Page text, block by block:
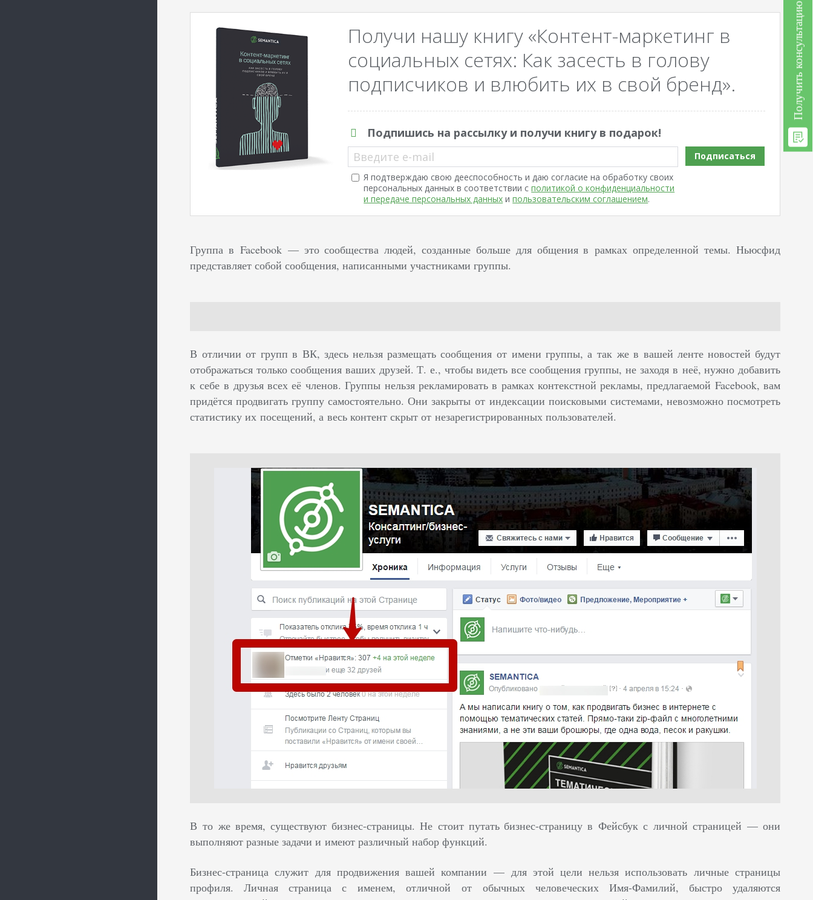
Получи нашу книгу «Контент-маркетинг в
социальных сетях: Как засесть в голову
подписчиков и влюбить их в свой бренд».
Подпишись на рассылку и получи книгу в подарок!
Введите e-mail
Я подтверждаю свою дееспособность и даю согласие на обработку своих
персональных данных в соответствии сполитикой о конфиденциальности
и передаче персональных данных ипользовательским соглашением.
Подписаться
Группа в Facebook — это сообщества людей, созданные больше для общения в рамках определенной темы. Ньюсфид
представляет собой сообщения, написанными участниками группы.
В отличии от групп в ВК, здесь нельзя размещать сообщения от имени группы, а так же в вашей ленте новостей будут
отображаться только сообщения ваших друзей. Т. е., чтобы видеть все сообщения группы, не заходя в неё, нужно добавить
к себе в друзья всех её членов. Группы нельзя рекламировать в рамках контекстной рекламы, предлагаемой Facebook, вам
придётся продвигать группу самостоятельно. Они закрыты от индексации поисковыми системами, невозможно посмотреть
статистику их посещений, а весь контент скрыт от незарегистрированных пользователей.
В то же время, существуют бизнес-страницы. Не стоит путать бизнес-страницу в Фейсбук с личной страницей — они
выполняют разные задачи и имеют различный набор функций.
Бизнес-страница служит для продвижения вашей компании — для этой цели нельзя использовать личные страницы
профиля. Личная страница с именем, отличной от обычных человеческих Имя-Фамилий, быстро удаляются
Получить консультацию